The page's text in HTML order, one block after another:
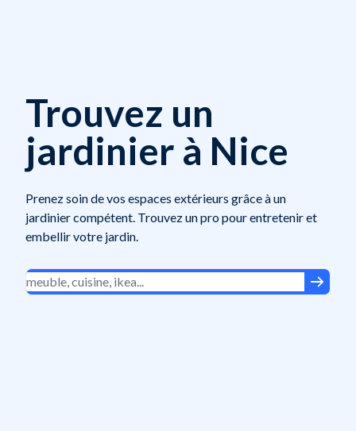
Trouvez un
jardinier à Nice
Prenez soin de vos espaces extérieurs grâce à un
jardinier compétent. Trouvez un pro pour entretenir et
embellir votre jardin.